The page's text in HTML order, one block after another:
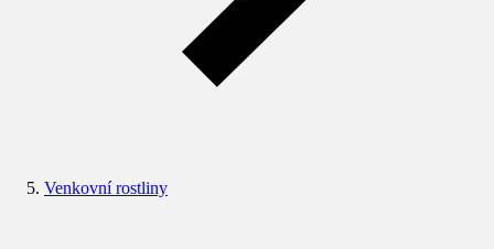
Venkovní rostliny